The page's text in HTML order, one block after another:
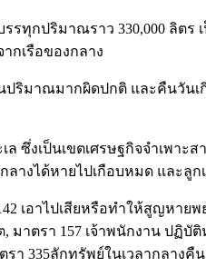
รทุกปริมาณราว 330,000 ลิ
จากเรือของกลาง
มาณมากผิดปกติ และคืนวันเ
งเป็นเขตเศรษฐกิจจำเพา
งได้หายไปเกือบหมด และลูก
อาไปเสียหรือทำให้สูญหายพ
าตรา 157 เจ้าพนักงาน ปฏิ
า 335ลักทรัพย์ในเวลากลาง